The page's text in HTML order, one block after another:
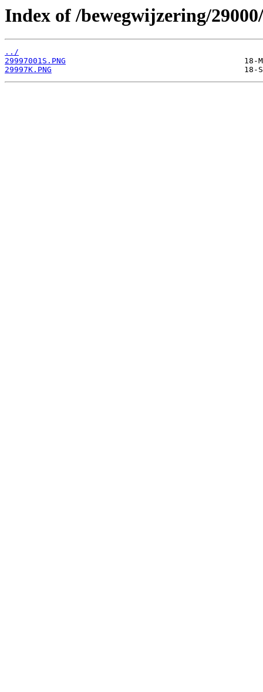
Index of /bewegwijzering/
../
29997001S.PNG
29997K.PNG